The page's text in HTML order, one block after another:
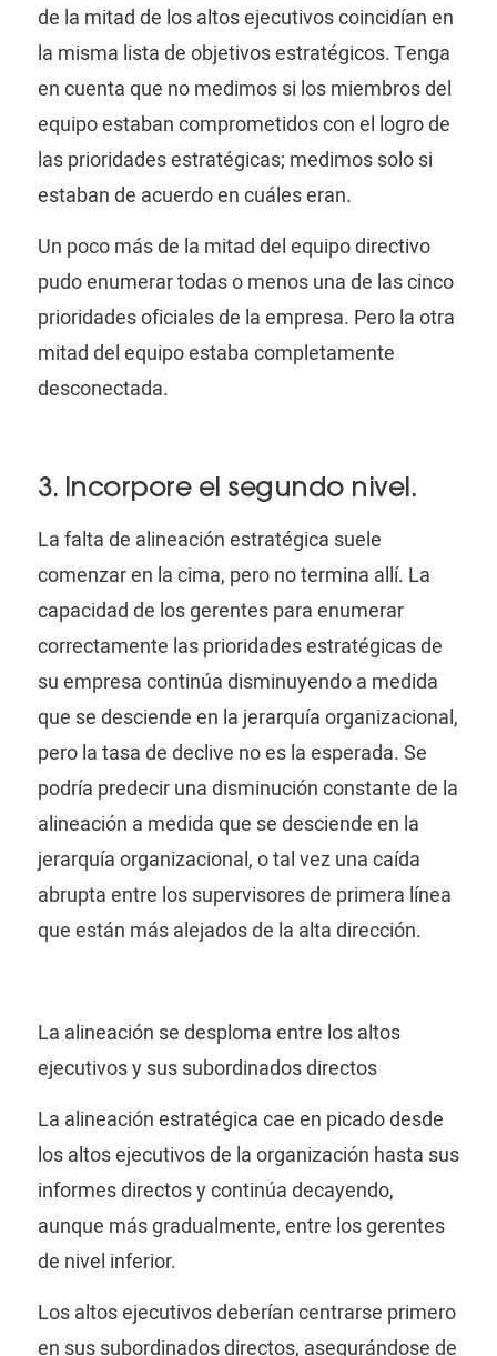
de la mitad de los altos ejecutivos coincidían en
la misma lista de objetivos estratégicos. Tenga
en cuenta que no medimos si los miembros del
equipo estaban comprometidos con el logro de
las prioridades estratégicas; medimos solo si
estaban de acuerdo en cuáles eran.
Un poco más de la mitad del equipo directivo
pudo enumerar todas o menos una de las cinco
prioridades oficiales de la empresa. Pero la otra
mitad del equipo estaba completamente
desconectada.
3. Incorpore el segundo nivel.
La falta de alineación estratégica suele
comenzar en la cima, pero no termina allí. La
capacidad de los gerentes para enumerar
correctamente las prioridades estratégicas de
su empresa continúa disminuyendo a medida
que se desciende en la jerarquía organizacional,
pero la tasa de declive no es la esperada. Se
podría predecir una disminución constante de la
alineación a medida que se desciende en la
jerarquía organizacional, o tal vez una caída
abrupta entre los supervisores de primera línea
que están más alejados de la alta dirección.
La alineación se desploma entre los altos
ejecutivos y sus subordinados directos
La alineación estratégica cae en picado desde
los altos ejecutivos de la organización hasta sus
informes directos y continúa decayendo,
aunque más gradualmente, entre los gerentes
de nivel inferior.
Los altos ejecutivos deberían centrarse primero
en sus subordinados directos, asegurándose de